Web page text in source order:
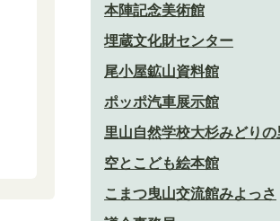
本陣記念美術館
埋蔵文化財センター
尾小屋鉱山資料館
ポッポ汽車展示館
里山自然学校大杉みどりの
空とこども絵本館
こまつ曳山交流館みよっさ